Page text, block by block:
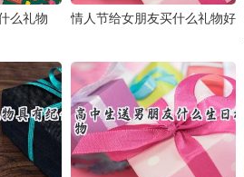
么礼物 情人节给女朋友买什么礼物好